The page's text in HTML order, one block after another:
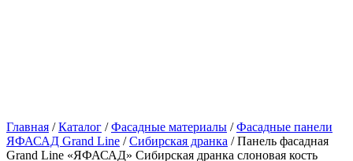
Главная /Каталог /Фасадные материалы /Фасадные панели
ЯФАСАД Grand Line /Сибирская дранка / Панель фасадная
Grand Line «ЯФАСАД» Сибирская дранка слоновая кость